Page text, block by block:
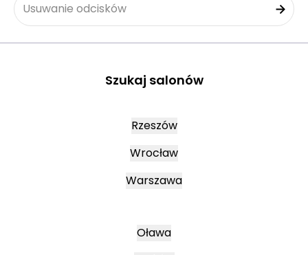
Usuwanie odcisków
Szukaj salonów
Rzeszów
Wrocław
Warszawa
Oława